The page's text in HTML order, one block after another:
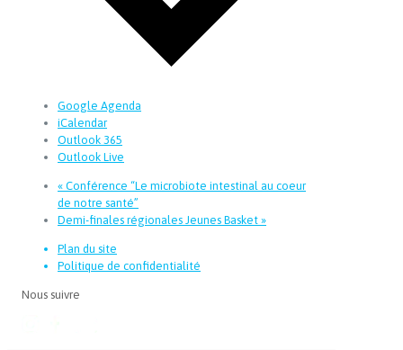
Google Agenda
iCalendar
Outlook 365
Outlook Live
« Conférence “Le microbiote intestinal au coeur
de notre santé”
Demi-finales régionales Jeunes Basket »
Plan du site
Politique de confidentialité
Nous suivre